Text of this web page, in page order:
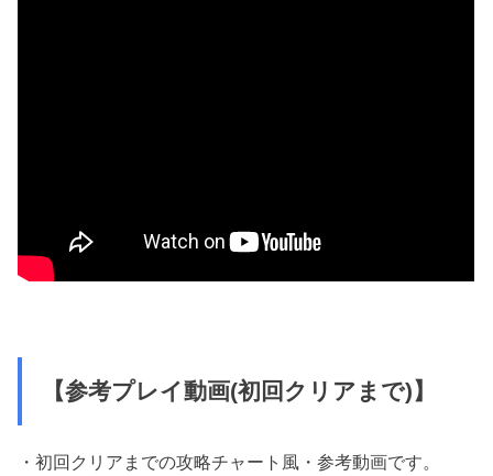
【参考プレイ動画(初回クリアまで)】
・初回クリアまでの攻略チャート風・参考動画です。